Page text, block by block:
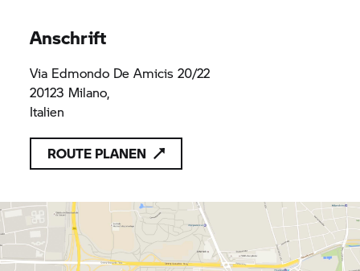
Anschrift
Via Edmondo De Amicis 20/22
20123 Milano,
Italien
ROUTE PLANEN